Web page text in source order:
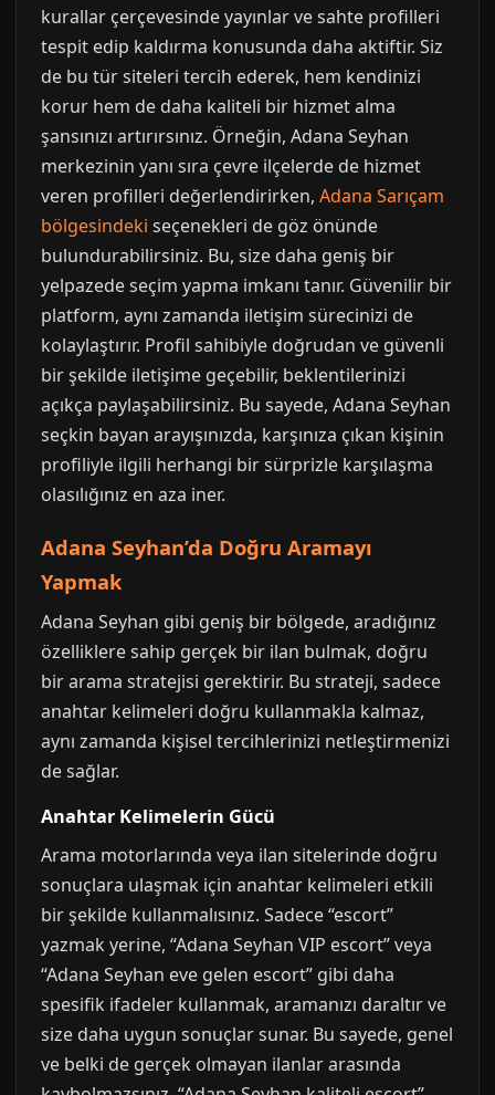
kurallar çerçevesinde yayınlar ve sahte profilleri
tespit edip kaldırma konusunda daha aktiftir. Siz
de bu tür siteleri tercih ederek, hem kendinizi
korur hem de daha kaliteli bir hizmet alma
şansınızı artırırsınız. Örneğin, Adana Seyhan
merkezinin yanı sıra çevre ilçelerde de hizmet
veren profilleri değerlendirirken, Adana Sarıçam
bölgesindeki seçenekleri de göz önünde
bulundurabilirsiniz. Bu, size daha geniş bir
yelpazede seçim yapma imkanı tanır. Güvenilir bir
platform, aynı zamanda iletişim sürecinizi de
kolaylaştırır. Profil sahibiyle doğrudan ve güvenli
bir şekilde iletişime geçebilir, beklentilerinizi
açıkça paylaşabilirsiniz. Bu sayede, Adana Seyhan
seçkin bayan arayışınızda, karşınıza çıkan kişinin
profiliyle ilgili herhangi bir sürprizle karşılaşma
olasılığınız en aza iner.
Adana Seyhan’da Doğru Aramayı
Yapmak
Adana Seyhan gibi geniş bir bölgede, aradığınız
özelliklere sahip gerçek bir ilan bulmak, doğru
bir arama stratejisi gerektirir. Bu strateji, sadece
anahtar kelimeleri doğru kullanmakla kalmaz,
aynı zamanda kişisel tercihlerinizi netleştirmenizi
de sağlar.
Anahtar Kelimelerin Gücü
Arama motorlarında veya ilan sitelerinde doğru
sonuçlara ulaşmak için anahtar kelimeleri etkili
bir şekilde kullanmalısınız. Sadece “escort”
yazmak yerine, “Adana Seyhan VIP escort” veya
“Adana Seyhan eve gelen escort” gibi daha
spesifik ifadeler kullanmak, aramanızı daraltır ve
size daha uygun sonuçlar sunar. Bu sayede, genel
ve belki de gerçek olmayan ilanlar arasında